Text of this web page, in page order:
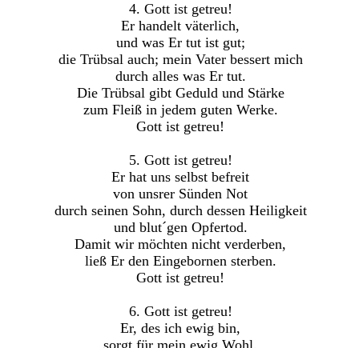
4. Gott ist getreu!
Er handelt väterlich,
und was Er tut ist gut;
die Trübsal auch; mein Vater bessert mich
durch alles was Er tut.
Die Trübsal gibt Geduld und Stärke
zum Fleiß in jedem guten Werke.
Gott ist getreu!
5. Gott ist getreu!
Er hat uns selbst befreit
von unsrer Sünden Not
durch seinen Sohn, durch dessen Heiligkeit
und blut´gen Opfertod.
Damit wir möchten nicht verderben,
ließ Er den Eingebornen sterben.
Gott ist getreu!
6. Gott ist getreu!
Er, des ich ewig bin,